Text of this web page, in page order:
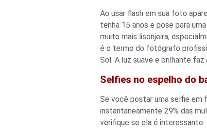
Ao usar flash em sua foto
tenha 15 anos e pose para
muito mais lisonjeira,
é o termo do fotógrafo
Sol. A luz suave e brilhante
Selfies no espelho do
Se você postar uma selfie em
instantaneamente 29% das
verifique se ela é